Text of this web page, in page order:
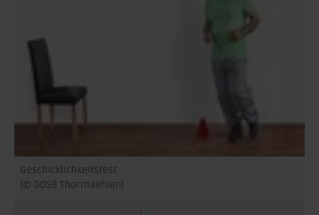
Geschicklichkeitstest
(© DOSB Thormaehlen)